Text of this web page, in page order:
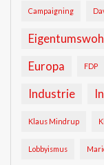
Campaigning
Europa
FDP
Industrie
Klaus Mindrup
Lobbyismus